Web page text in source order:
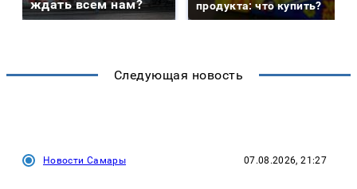
ждать всем нам? продукта: что купить?
Следующая новость
Новости Самары 07.08.2026, 21:27